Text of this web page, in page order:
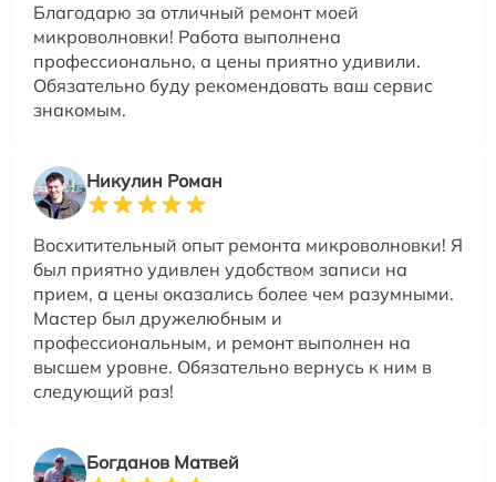
Благодарю за отличный ремонт моей
микроволновки! Работа выполнена
профессионально, а цены приятно удивили.
Обязательно буду рекомендовать ваш сервис
знакомым.
Никулин Роман
Восхитительный опыт ремонта микроволновки! Я
был приятно удивлен удобством записи на
прием, а цены оказались более чем разумными.
Мастер был дружелюбным и
профессиональным, и ремонт выполнен на
высшем уровне. Обязательно вернусь к ним в
следующий раз!
Богданов Матвей